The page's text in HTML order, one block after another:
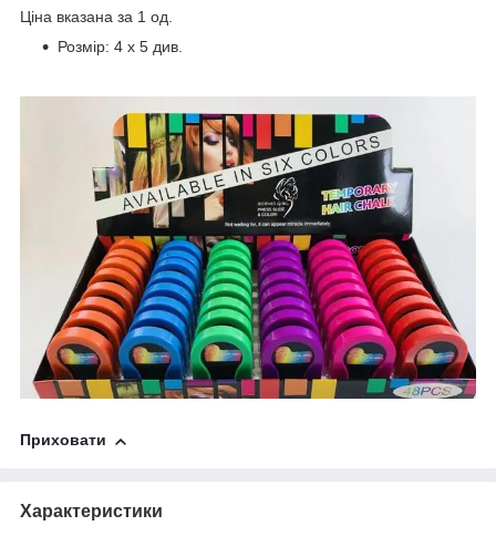
Ціна вказана за 1 од.
Розмір: 4 х 5 див.
Приховати
Характеристики